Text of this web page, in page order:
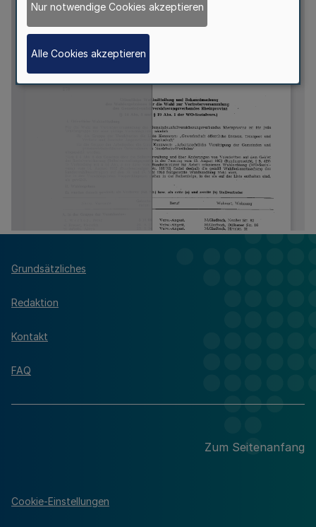
Grundsätzliches
Redaktion
Kontakt
FAQ
Zum Seitenanfang
Cookie-Einstellungen
Nur notwendige Cookies akzeptieren
Alle Cookies akzeptieren